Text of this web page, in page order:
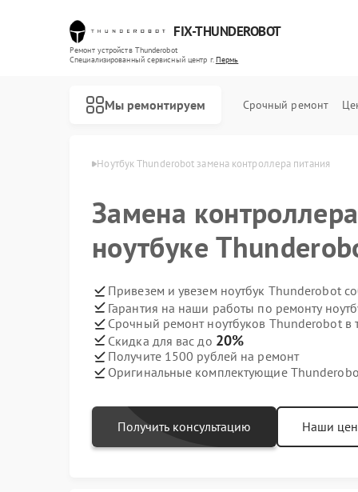
FIX-THUNDEROBOT
Ремонт устройств Thunderobot
Специализированный cервисный центр г.Пермь
Мы ремонтируем Срочный ремонт
в Перми Ноутбук Thunderobot замена контроллера питания
Замена
ноутбуке
Привезем и увезем ноутбук Thunderobot
Гарантия на наши работы по ремонту
Срочный ремонт ноутбуков Thunderobot в
Скидка для вас до 20%
Получите 1500 рублей на ремонт
Оригинальные комплектующие
Получить консультацию Наши